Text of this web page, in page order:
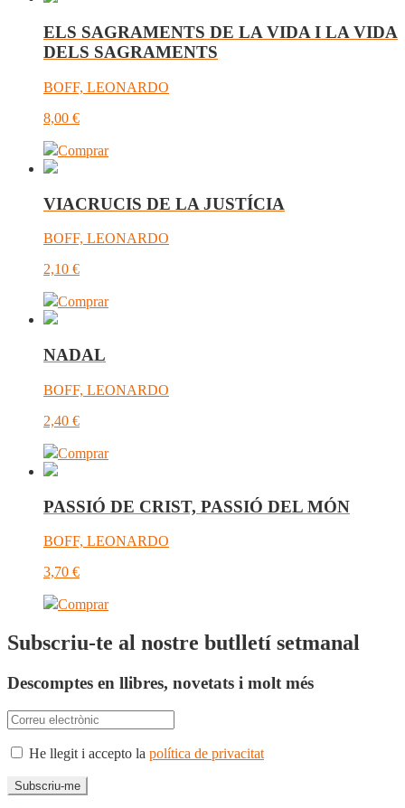
ELS SAGRAMENTS DE LA VIDA I LA VIDA
DELS SAGRAMENTS
BOFF, LEONARDO
8,00 €
Comprar
VIACRUCIS DE LA JUSTÍCIA
BOFF, LEONARDO
2,10 €
Comprar
NADAL
BOFF, LEONARDO
2,40 €
Comprar
PASSIÓ DE CRIST, PASSIÓ DEL MÓN
BOFF, LEONARDO
3,70 €
Comprar
Subscriu-te al nostre butlletí setmanal
Descomptes en llibres, novetats i molt més
He llegit i accepto la política de privacitat